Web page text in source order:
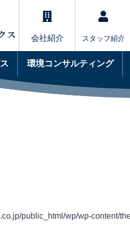
スタッフ紹介
会社紹介
環境コンサルティング
public_html/wp/wp-content/